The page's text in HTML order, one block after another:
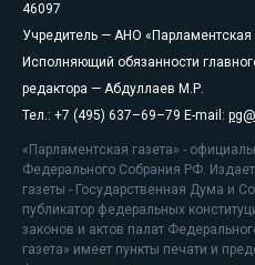
46097
Учредитель — АНО «Парламентская
Исполняющий обязанности
редактора — Абдуллаев М.Р.
Тел.: +7 (495) 637–69–79 E-mail:
«Парламентская газета» -
Федерального Собрания РФ.
газеты - Государственная Дума и
публикатор федеральных
законов и актов палат
газета» имеет пункты печати и